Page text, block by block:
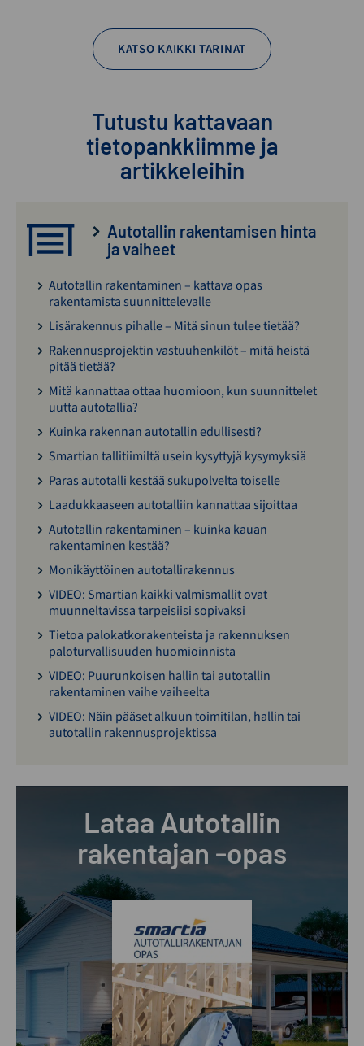
KATSO KAIKKI TARINAT
Tutustu kattavaan
tietopankkiimme ja
artikkeleihin
Autotallin rakentamisen hinta
ja vaiheet
Autotallin rakentaminen – kattava opas
rakentamista suunnittelevalle
Lisärakennus pihalle – Mitä sinun tulee tietää?
Rakennusprojektin vastuuhenkilöt – mitä heistä
pitää tietää?
Mitä kannattaa ottaa huomioon, kun suunnittelet
uutta autotallia?
Kuinka rakennan autotallin edullisesti?
Smartian tallitiimiltä usein kysyttyjä kysymyksiä
Paras autotalli kestää sukupolvelta toiselle
Laadukkaaseen autotalliin kannattaa sijoittaa
Autotallin rakentaminen – kuinka kauan
rakentaminen kestää?
Monikäyttöinen autotallirakennus
VIDEO: Smartian kaikki valmismallit ovat
muunneltavissa tarpeisiisi sopivaksi
Tietoa palokatkorakenteista ja rakennuksen
paloturvallisuuden huomioinnista
VIDEO: Puurunkoisen hallin tai autotallin
rakentaminen vaihe vaiheelta
VIDEO: Näin pääset alkuun toimitilan, hallin tai
autotallin rakennusprojektissa
Lataa Autotallin
rakentajan -opas